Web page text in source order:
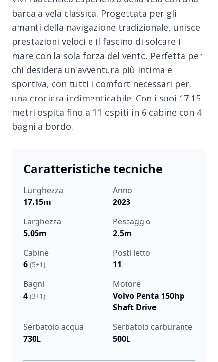
barca a vela classica. Progettata per gli
amanti della navigazione tradizionale, unisce
prestazioni veloci e il fascino di solcare il
mare con la sola forza del vento. Perfetta per
chi desidera un'avventura più intima e
sportiva, con tutti i comfort necessari per
una crociera indimenticabile. Con i suoi 17.15
metri ospita fino a 11 ospiti in 6 cabine con 4
bagni a bordo.
Caratteristiche tecniche
Lunghezza
17.15m
Anno
2023
Larghezza
5.05m
Pescaggio
2.5m
Cabine
6 (5+1)
Posti letto
11
Bagni
4 (3+1)
Motore
Volvo Penta 150hp
Shaft Drive
Serbatoio acqua
730L
Serbatoio carburante
500L